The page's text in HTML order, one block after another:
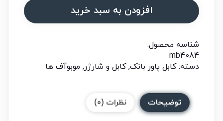
افزودن به سبد خرید
شناسه محصول:
mb4084
دسته:کابل پاور بانک,کابل و شارژر, موبوآف ها
توضیحات نظرات (0)